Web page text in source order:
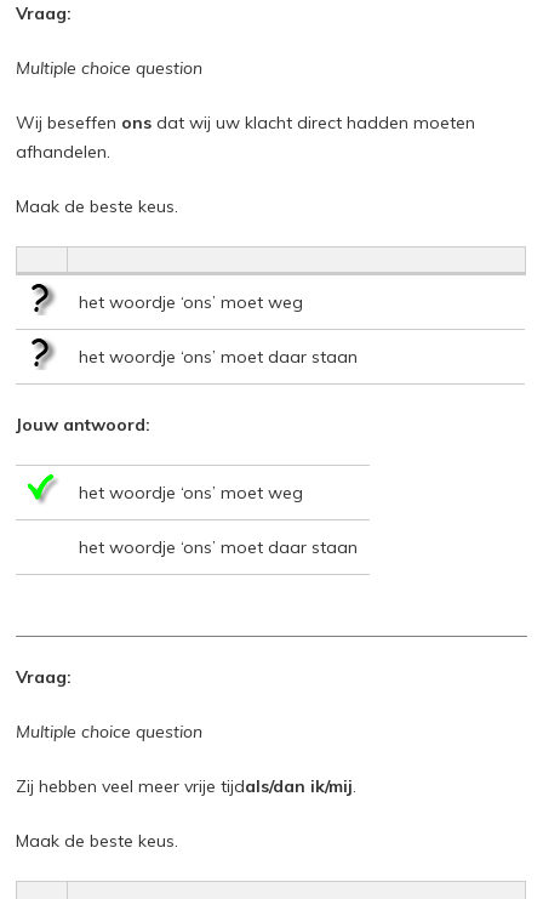
Vraag:
Multiple choice question
Wij beseffen ons dat wij uw klacht direct hadden moeten
afhandelen.
Maak de beste keus.
het woordje ‘ons’ moet weg
het woordje ‘ons’ moet daar staan
Jouw antwoord:
het woordje ‘ons’ moet weg
het woordje ‘ons’ moet daar staan
Vraag:
Multiple choice question
Zij hebben veel meer vrije tijdals/dan ik/mij.
Maak de beste keus.